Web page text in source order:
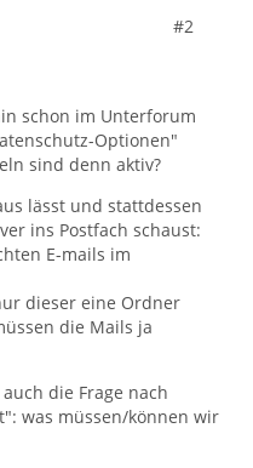
#2
schon im Unterforum
Optionen"
sind denn aktiv?
lässt und stattdessen
ins Postfach schaust:
E-mails im
dieser eine Ordner
die Mails ja
die Frage nach
was müssen/können wir